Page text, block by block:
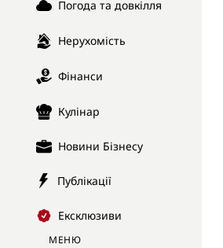
Погода та довкілля
Нерухомість
Фінанси
Кулінар
Новини Бізнесу
Публікації
Ексклюзиви
МЕНЮ